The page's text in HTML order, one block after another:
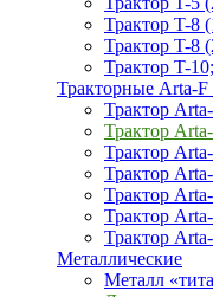
Трактор T-8
Трактор T-8
Трактор T-
Тракторные Arta-
Трактор
Трактор
Трактор
Трактор
Трактор
Трактор
Трактор
Металлические
Металл